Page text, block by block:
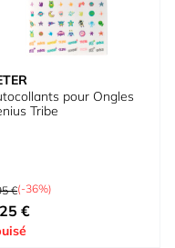
pour Ongles
Tribe
normal
€(-36%)
spécial
€